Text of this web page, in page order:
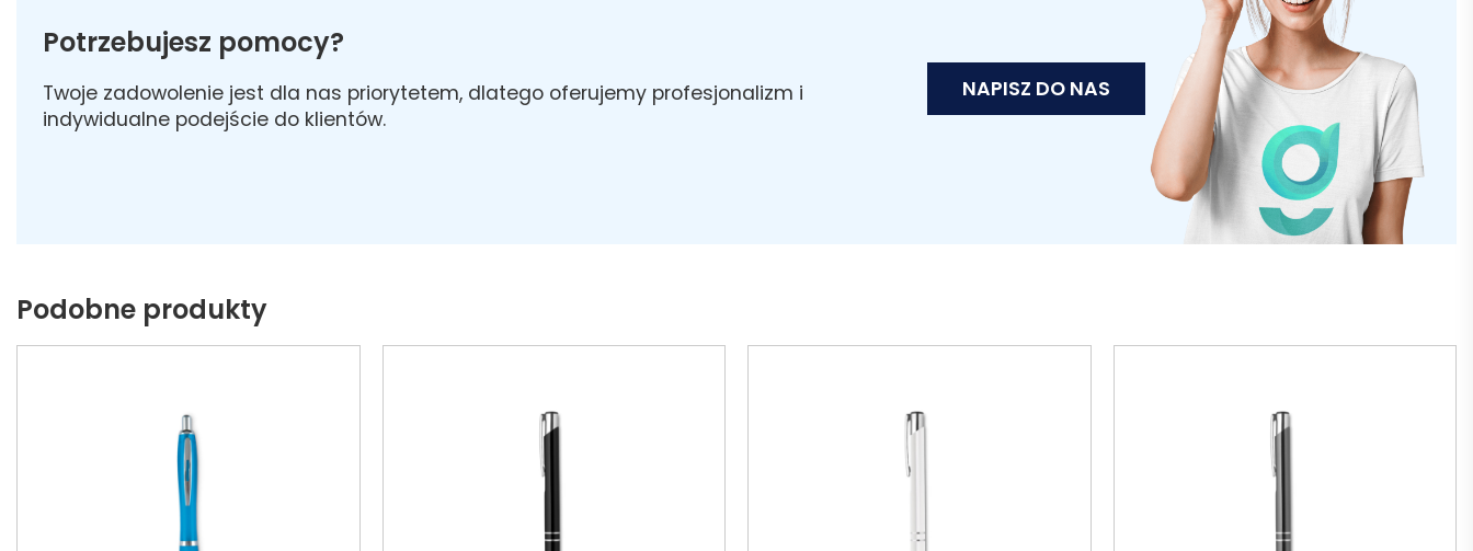
Potrzebujesz pomocy?
Twoje zadowolenie jest dla nas priorytetem, dlatego oferujemy profesjonalizm i
indywidualne podejście do klientów.
NAPISZ DO NAS
Podobne produkty